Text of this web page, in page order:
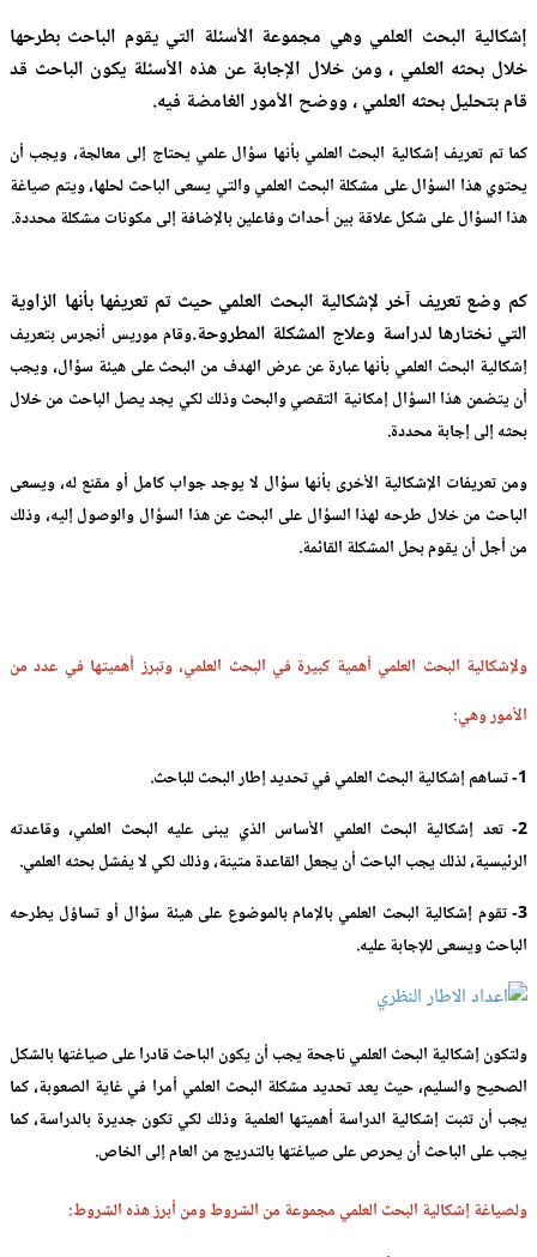
إشكالية البحث العلمي وهي مجموعة الأسئلة التي يقوم الباحث بطرحها
خلال بحثه العلمي ، ومن خلال الإجابة عن هذه الأسئلة يكون الباحث قد
قام بتحليل بحثه العلمي ، ووضح الأمور الغامضة فيه.
كما تم تعريف إشكالية البحث العلمي بأنها سؤال علمي يحتاج إلى معالجة، ويجب أن
يحتوي هذا السؤال على مشكلة البحث العلمي والتي يسعى الباحث لحلها، ويتم صياغة
هذا السؤال على شكل علاقة بين أحداث وفاعلين بالإضافة إلى مكونات مشكلة محددة.
كم وضع تعريف آخر لإشكالية البحث العلمي حيث تم تعريفها بأنها الزاوية
التي نختارها لدراسة وعلاج المشكلة المطروحة.وقام موريس أنجرس بتعريف
إشكالية البحث العلمي بأنها عبارة عن عرض الهدف من البحث على هيئة سؤال، ويجب
أن يتضمن هذا السؤال إمكانية التقصي والبحث وذلك لكي يجد يصل الباحث من خلال
بحثه إلى إجابة محددة.
ومن تعريفات الإشكالية الأخرى بأنها سؤال لا يوجد جواب كامل أو مقنع له، ويسعى
الباحث من خلال طرحه لهذا السؤال على البحث عن هذا السؤال والوصول إليه، وذلك
من أجل أن يقوم بحل المشكلة القائمة.
ولإشكالية البحث العلمي أهمية كبيرة في البحث العلمي، وتبرز أهميتها في عدد من
الأمور وهي:
1- تساهم إشكالية البحث العلمي في تحديد إطار البحث للباحث.
2- تعد إشكالية البحث العلمي الأساس الذي يبنى عليه البحث العلمي، وقاعدته
الرئيسية، لذلك يجب الباحث أن يجعل القاعدة متينة، وذلك لكي لا يفشل بحثه العلمي.
3- تقوم إشكالية البحث العلمي بالإمام بالموضوع على هيئة سؤال أو تساؤل يطرحه
الباحث ويسعى للإجابة عليه.
ولتكون إشكالية البحث العلمي ناجحة يجب أن يكون الباحث قادرا على صياغتها بالشكل
الصحيح والسليم، حيث يعد تحديد مشكلة البحث العلمي أمرا في غاية الصعوبة، كما
يجب أن تثبت إشكالية الدراسة أهميتها العلمية وذلك لكي تكون جديرة بالدراسة، كما
يجب على الباحث أن يحرص على صياغتها بالتدريج من العام إلى الخاص.
ولصياغة إشكالية البحث العلمي مجموعة من الشروط ومن أبرز هذه الشروط: